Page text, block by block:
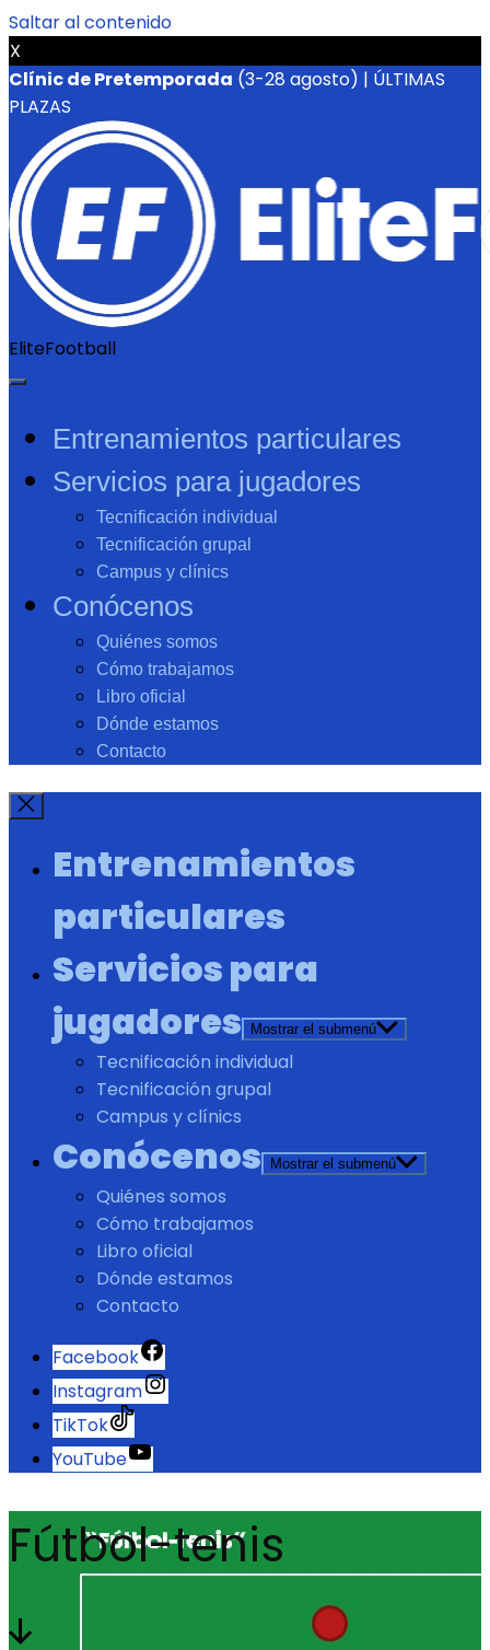
Saltar al contenido
X
Clínic de Pretemporada (3-28 agosto) | ÚLTIMAS
PLAZAS
EliteFootball
Entrenamientos particulares
Servicios para jugadores
Tecnificación individual
Tecnificación grupal
Campus y clínics
Conócenos
Quiénes somos
Cómo trabajamos
Libro oficial
Dónde estamos
Contacto
Entrenamientos
particulares
Servicios para
jugadores
Mostrar el submenú
Tecnificación individual
Tecnificación grupal
Campus y clínics
Conócenos Mostrar el submenú
Quiénes somos
Cómo trabajamos
Libro oficial
Dónde estamos
Contacto
Facebook
Instagram
TikTok
YouTube
Fútbol-tenis